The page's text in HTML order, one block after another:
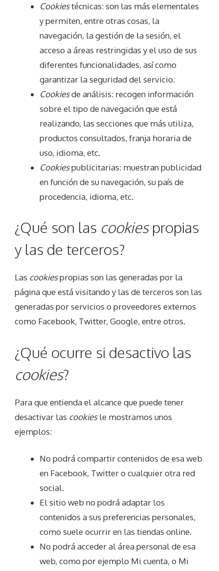
Cookiestécnicas: son las más elementales
y permiten, entre otras cosas, la
navegación, la gestión de la sesión, el
acceso a áreas restringidas y el uso de sus
diferentes funcionalidades, así como
garantizar la seguridad del servicio.
Cookiesde análisis: recogen información
sobre el tipo de navegación que está
realizando, las secciones que más utiliza,
productos consultados, franja horaria de
uso, idioma, etc.
Cookiespublicitarias: muestran publicidad
en función de su navegación, su país de
procedencia, idioma, etc.
¿Qué son las cookiespropias
y las de terceros?
Las cookiespropias son las generadas por la
página que está visitando y las de terceros son las
generadas por servicios o proveedores externos
como Facebook, Twitter, Google, entre otros.
¿Qué ocurre si desactivo las
cookies?
Para que entienda el alcance que puede tener
desactivar las cookiesle mostramos unos
ejemplos:
No podrá compartir contenidos de esa web
en Facebook, Twitter o cualquier otra red
social.
El sitio web no podrá adaptar los
contenidos a sus preferencias personales,
como suele ocurrir en las tiendas online.
No podrá acceder al área personal de esa
web, como por ejemplo Mi cuenta, o Mi